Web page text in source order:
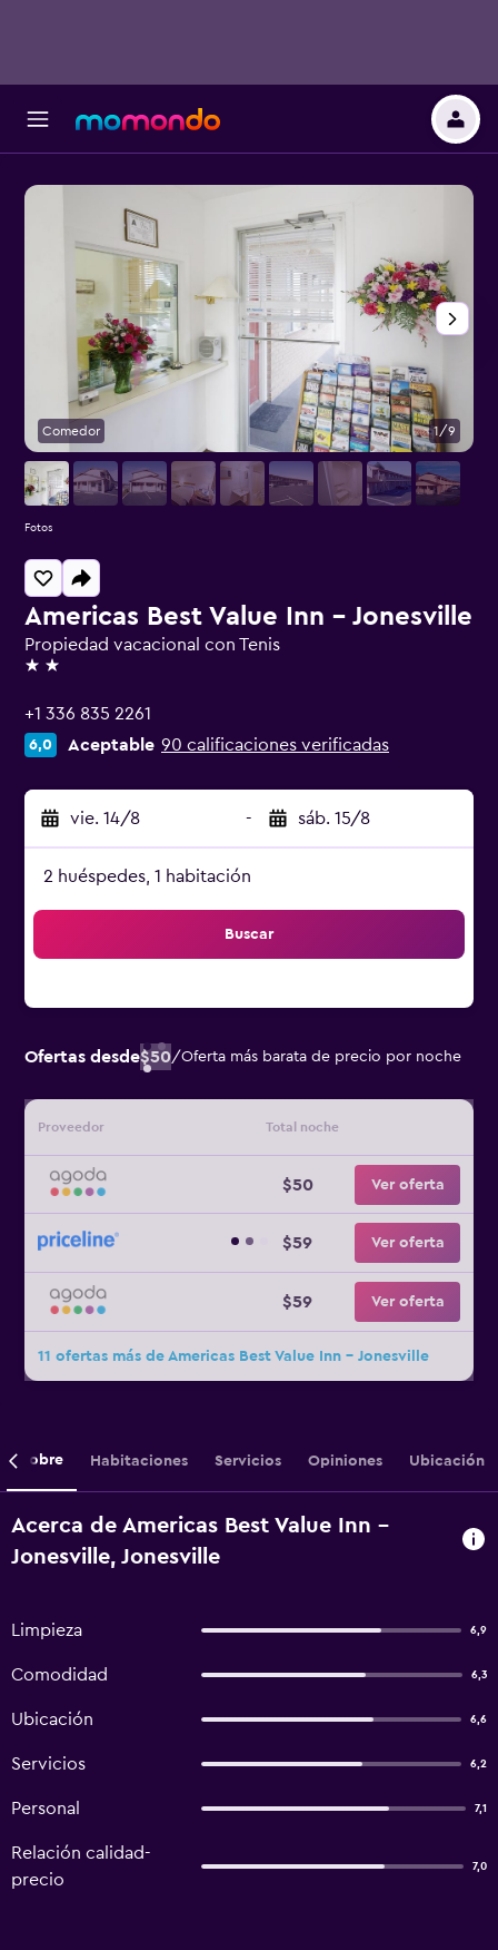
Americas Best Value Inn - Jonesville
Propiedad vacacional con Tenis
2 estrellas
+1 336 835 2261
6,0 Aceptable 90 calificaciones verificadas
vie. 14/8 - sáb. 15/8
2 huéspedes, 1 habitación
Buscar
Ofertas desde$50/Oferta más barata de precio por noche
Proveedor Total noche
$50 Ver oferta
$59 Ver oferta
$59 Ver oferta
11 ofertas más de Americas Best Value Inn - Jonesville
Comedor 1/9
Fotos
Sobre Habitaciones Servicios Opiniones Ubicación
Acerca de Americas Best Value Inn -
Jonesville, Jonesville
Limpieza 6,9
Comodidad 6,3
Ubicación 6,6
Servicios 6,2
Personal 7,1
Relación calidad-
precio
7,0